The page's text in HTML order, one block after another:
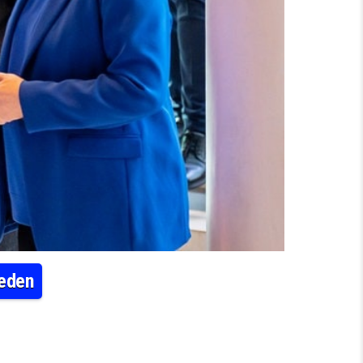
KOALITIONSVERTRAG ZUFRIEDEN